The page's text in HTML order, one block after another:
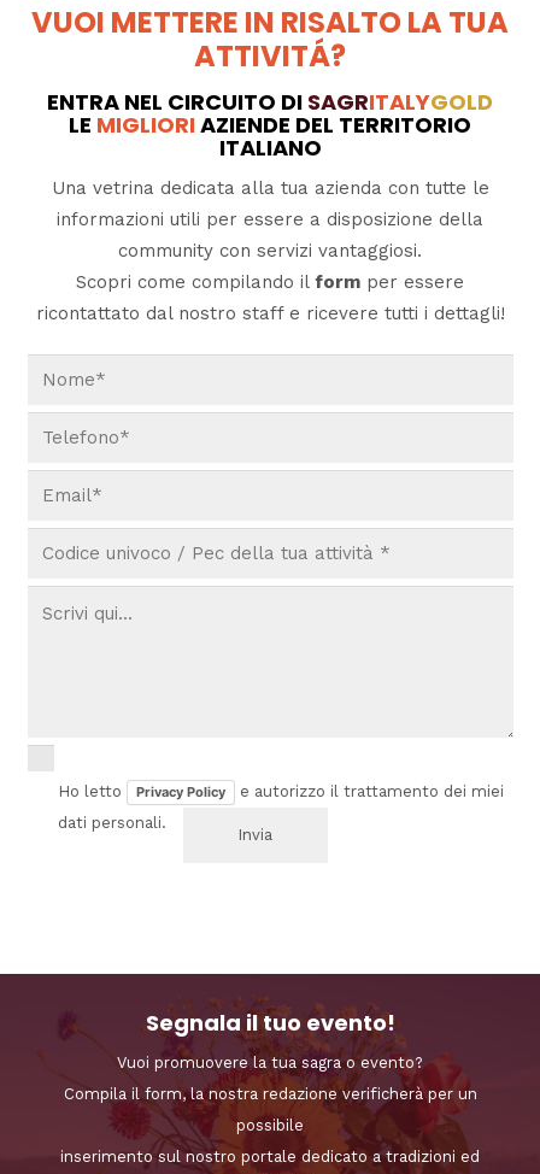
VUOI METTERE IN RISALTO LA TUA
ATTIVITÁ?
ENTRA NEL CIRCUITO DI SAGRITALYGOLD
LE MIGLIORIAZIENDE DEL TERRITORIO
ITALIANO
Una vetrina dedicata alla tua azienda con tutte le
informazioni utili per essere a disposizione della
community con servizi vantaggiosi.
Scopri come compilando il form per essere
ricontattato dal nostro staff e ricevere tutti i dettagli!
Ho letto Privacy Policy
e autorizzo il trattamento dei miei
dati personali.
Segnala il tuo evento!
Vuoi promuovere la tua sagra o evento?
Compila il form, la nostra redazione verificherà per un
possibile
inserimento sul nostro portale dedicato a tradizioni ed